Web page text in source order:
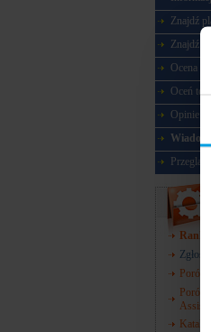
Znajdź
Znajdź
Ocena w
Oceń
Opinie o
Przegląd
Zgłoś